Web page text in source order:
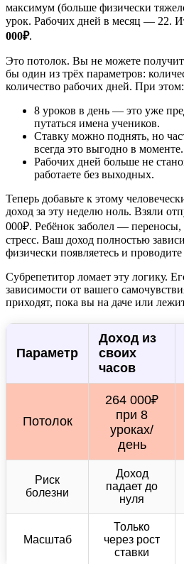
максимум (больше физически
урок. Рабочих дней в месяц — 22.
000₽.
Это потолок. Вы не можете
бы один из трёх параметров:
количество рабочих дней. При этом:
8 уроков в день — это уже
путаться имена учеников.
Ставку можно поднять, но
всегда это выгодно в моменте.
Рабочих дней больше не
работаете без выходных.
Теперь добавьте к этому
доход за эту неделю ноль. Взяли
000₽. Ребёнок заболел —
стресс. Ваш доход полностью
физически появляетесь и
Субрепетитор ломает эту логику.
зависимости от вашего
приходят, пока вы на даче или
Параметр
Доход из
своих
часов
Потолок
264 000₽
при 8
уроках/
день
Риск
болезни
Доход
падает до
нуля
Масштаб
Только
через рост
ставки